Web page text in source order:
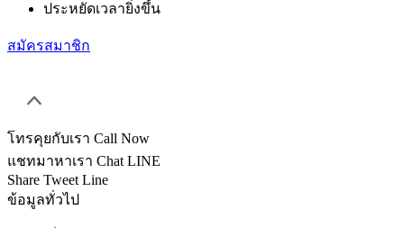
ประหยัดเวลายิ่งขึ้น
สมัครสมาชิก
โทรคุยกับเรา Call Now
แชทมาหาเรา Chat LINE
Share Tweet Line
ข้อมูลทั่วไป